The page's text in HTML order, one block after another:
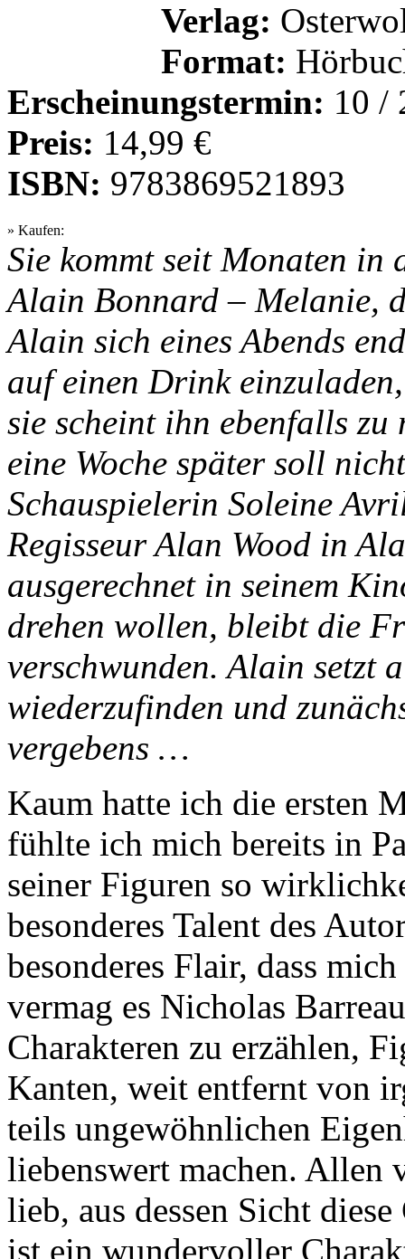
Verlag:
Format:
Erscheinungstermin: 10 /
Preis: 14,99 €
ISBN: 9783869521893
» Kaufen:
Sie kommt seit Monaten in
Alain Bonnard – Melanie,
Alain sich eines Abends
auf einen Drink
sie scheint ihn ebenfalls zu
eine Woche später soll
Schauspielerin Soleine
Regisseur Alan Wood in
ausgerechnet in seinem
drehen wollen, bleibt die
verschwunden. Alain setzt
wiederzufinden und
vergebens …
Kaum hatte ich die ersten
fühlte ich mich bereits in
seiner Figuren so
besonderes Talent des
besonderes Flair, dass
vermag es Nicholas
Charakteren zu erzählen,
Kanten, weit entfernt von
teils ungewöhnlichen
liebenswert machen.
lieb, aus dessen Sicht
ist ein wundervoller